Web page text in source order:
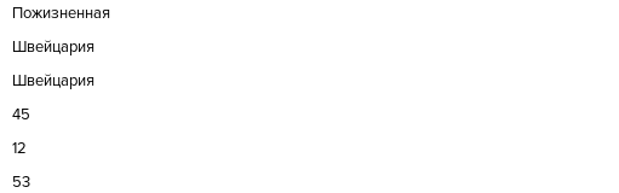
Пожизненная
Швейцария
Швейцария
45
12
53